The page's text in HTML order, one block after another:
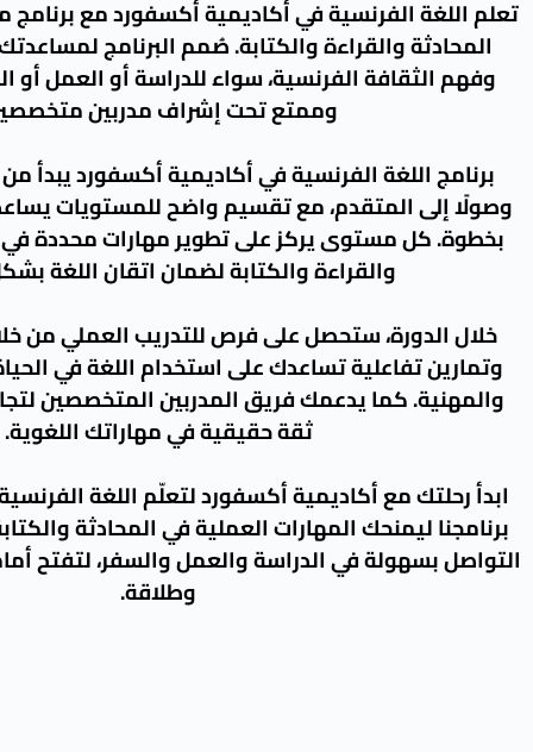
تعلم اللغة الفرنسية في أكاديمية أكسفورد مع
المحادثة والقراءة والكتابة. صُمم البرنامج
وفهم الثقافة الفرنسية، سواء للدراسة أو العمل أو
وممتع تحت إشراف مدربين
برنامج اللغة الفرنسية في أكاديمية أكسفورد يبدأ
وصولًا إلى المتقدم، مع تقسيم واضح للمستويات
بخطوة. كل مستوى يركز على تطوير مهارات محددة في
والقراءة والكتابة لضمان اتقان اللغة
خلال الدورة، ستحصل على فرص للتدريب العملي من
وتمارين تفاعلية تساعدك على استخدام اللغة في
والمهنية. كما يدعمك فريق المدربين المتخصصين
ثقة حقيقية في مهاراتك اللغوية.
ابدأ رحلتك مع أكاديمية أكسفورد لتعلّم اللغة
برنامجنا ليمنحك المهارات العملية في المحادثة
التواصل بسهولة في الدراسة والعمل والسفر، لتفتح
وطلاقة.